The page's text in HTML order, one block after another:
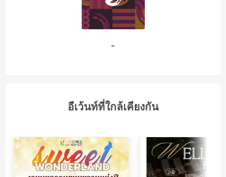
-
อีเว้นท์ที่ใกล้เคียงกัน